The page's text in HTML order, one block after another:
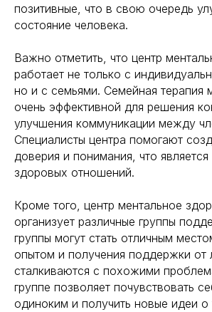
позитивные, что в свою очередь
состояние человека.
Важно отметить, что центр
работает не только с
но и с семьями. Семейная терапия
очень эффективной для решения
улучшения коммуникации между
Специалисты центра помогают
доверия и понимания, что
здоровых отношений.
Кроме того, центр ментальное
организует различные группы
группы могут стать отличным
опытом и получения поддержки от
сталкиваются с похожими
группе позволяет почувствовать
одиноким и получить новые идеи о